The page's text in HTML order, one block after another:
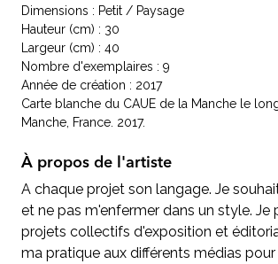
Dimensions : Petit / Paysage
Hauteur (cm) : 30
Largeur (cm) : 40
Nombre d'exemplaires : 9
Année de création : 2017
Carte blanche du CAUE de la Manche le long
Manche, France. 2017.
À propos de l'artiste
A chaque projet son langage. Je
et ne pas m'enfermer dans un style. Je
projets collectifs d'exposition et
ma pratique aux différents médias